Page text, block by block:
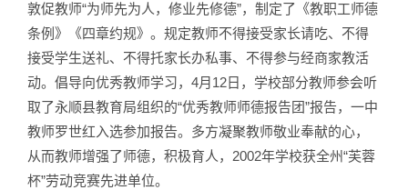
敦促教师“为师先为人，修业先修德”，制定了《教职工师德
条例》《四章约规》。规定教师不得接受家长请吃、不得
接受学生送礼、不得托家长办私事、不得参与经商家教活
动。倡导向优秀教师学习，4月12日，学校部分教师参会听
取了永顺县教育局组织的“优秀教师师德报告团”报告，一中
教师罗世红入选参加报告。多方凝聚教师敬业奉献的心，
从而教师增强了师德，积极育人，2002年学校获全州“芙蓉
杯”劳动竞赛先进单位。